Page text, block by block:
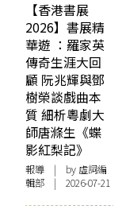
【香港書展
2026】書展精
華遊 ：羅家英
傳奇生涯大回
顧 阮兆輝與鄧
樹榮談戲曲本
質 細析粵劇大
師唐滌生《蝶
影紅梨記》
報導 | by 虛詞編
輯部 | 2026-07-21